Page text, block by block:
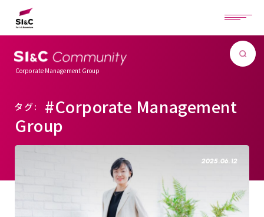
Corporate Management Group
タグ:
#Corporate Management
Group
2025.06.12